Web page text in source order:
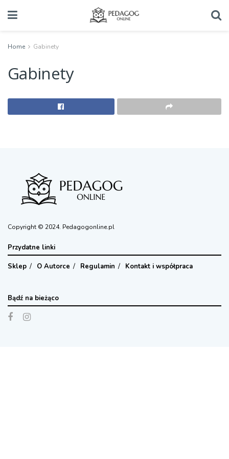
Home Gabinety
Gabinety
Copyright © 2024. Pedagogonline.pl
Przydatne linki
Sklep O Autorce Regulamin Kontakt i współpraca
Bądź na bieżąco